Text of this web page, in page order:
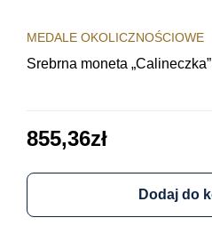
MEDALE OKOLICZNOŚCIOWE
Srebrna moneta
855,36zł
Dodaj do